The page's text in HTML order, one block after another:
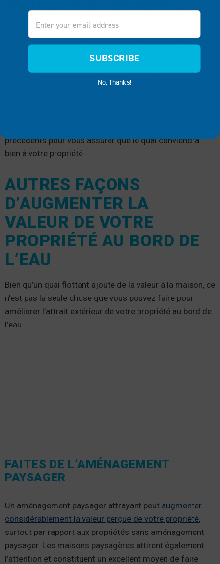
Lorsque vous choisissez votre cale flottante, tenez
compte du distributeur ou du fabricant avec lequel vous
travaillez. Ont-ils une garantie ou un support après-vente
en place?Lisez les témoignagespour vous aider à
prendre une décision éclairée, en portant une attention
précédents pour vous assurer que le quai conviendra
bien à votre propriété.
AUTRES FAÇONS
D’AUGMENTER LA
VALEUR DE VOTRE
PROPRIÉTÉ AU BORD DE
L’EAU
Bien qu’un quai flottant ajoute de la valeur à la maison, ce
n’est pas la seule chose que vous pouvez faire pour
améliorer l’attrait extérieur de votre propriété au bord de
l’eau.
FAITES DE L’AMÉNAGEMENT
PAYSAGER
Un aménagement paysager attrayant peut augmenter
considérablement la valeur perçue de votre propriété,
surtout par rapport aux propriétés sans aménagement
paysager. Les maisons paysagères attirent également
l’attention et constituent un excellent moyen de faire
Email
SUBSCRIBE
No, Thanks!